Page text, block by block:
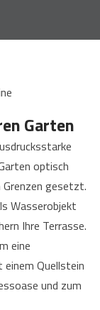
Garten
optisch
gesetzt.
Wasserobjekt
Ihre Terrasse.
eine
einem Quellstein
und zum